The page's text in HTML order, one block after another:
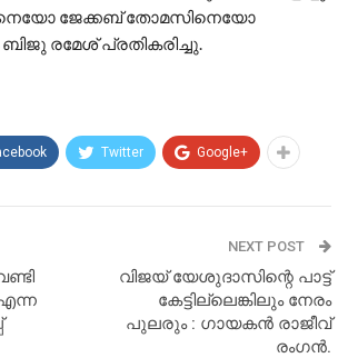
ജേക്കബ് തോമസിനെയോ
രമേശ് പ്രതികരിച്ചു.
Twitter Google+
എന്ന
NEXT POST
വിജയ് യേശുദാസിന്റെ പാട്ട്
കേട്ടില്ലെങ്കിലും നേരം
പുലരും : ഗായകൻ രാജീവ്
രംഗൻ.